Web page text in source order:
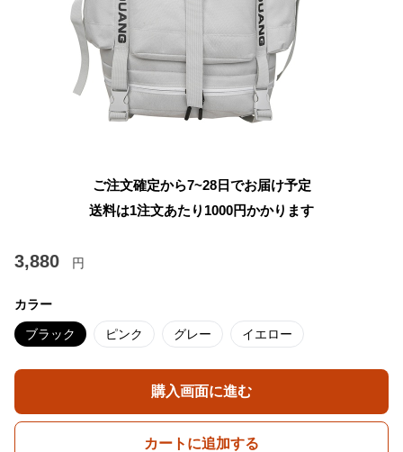
ご注文確定から7~28日でお届け予定
送料は1注文あたり 1000円かかります
3,880 円
カラー
ブラック ピンク グレー イエロー
購入画面に進む
カートに追加する